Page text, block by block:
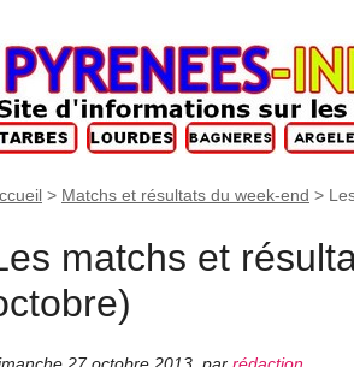
> Matchs et résultats du week-end >
matchs et